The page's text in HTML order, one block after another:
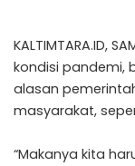
KALTIMTARA.ID,
kondisi pandemi,
alasan
masyarakat,
“Makanya kita